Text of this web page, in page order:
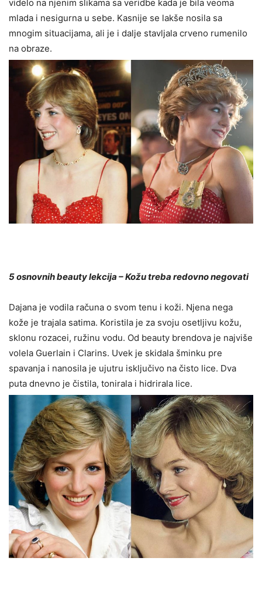
videlo na njenim slikama sa veridbe kada je bila veoma
mlada i nesigurna u sebe. Kasnije se lakše nosila sa
mnogim situacijama, ali je i dalje stavljala crveno rumenilo
na obraze.
5 osnovnih beauty lekcija – Kožu treba redovno negovati
Dajana je vodila računa o svom tenu i koži. Njena nega
kože je trajala satima. Koristila je za svoju osetljivu kožu,
sklonu rozacei, ružinu vodu. Od beauty brendova je najviše
volela Guerlain i Clarins. Uvek je skidala šminku pre
spavanja i nanosila je ujutru isključivo na čisto lice. Dva
puta dnevno je čistila, tonirala i hidrirala lice.